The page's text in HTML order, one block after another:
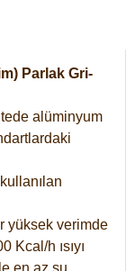
Parlak Gri-
alüminyum
yüksek verimde
Kcal/h ısıyı
en az su